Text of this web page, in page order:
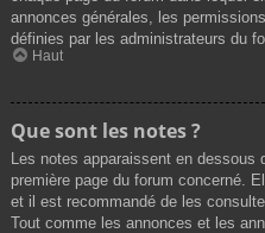
annonces générales, les
définies par les administrateurs du
Haut
Que sont les notes ?
Les notes apparaissent en dessous
première page du forum concerné.
et il est recommandé de les
Tout comme les annonces et les